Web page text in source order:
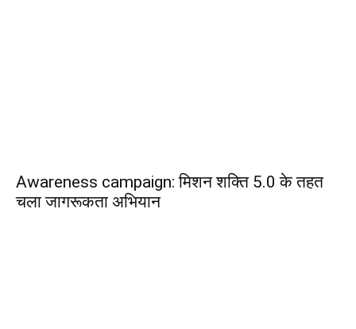
Awareness campaign: मिशन शक्ति 5.0 के तहत
चला जागरूकता अभियान